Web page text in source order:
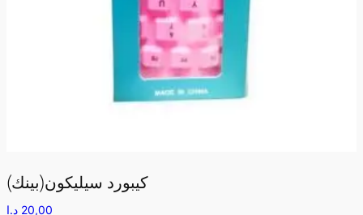
كيبورد سيليكون(بينك)
20,00 د.إ